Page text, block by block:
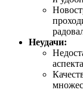
Неудачи: